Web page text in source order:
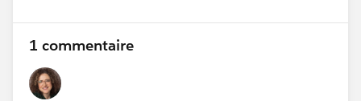
1 commentaire